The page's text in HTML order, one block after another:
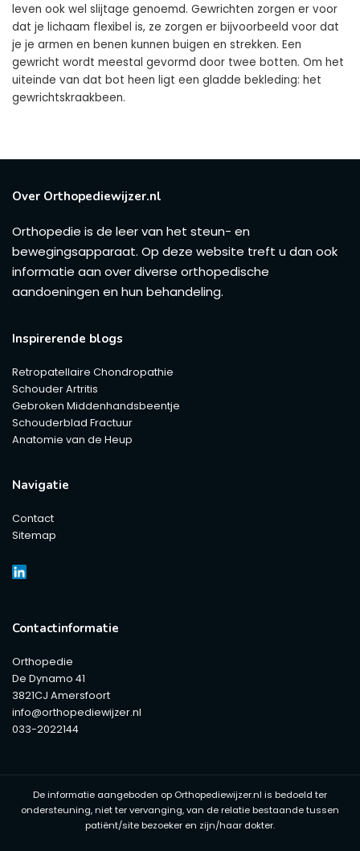
leven ook wel slijtage genoemd. Gewrichten zorgen er voor
dat je lichaam flexibel is, ze zorgen er bijvoorbeeld voor dat
je je armen en benen kunnen buigen en strekken. Een
gewricht wordt meestal gevormd door twee botten. Om het
uiteinde van dat bot heen ligt een gladde bekleding: het
gewrichtskraakbeen.
Over Orthopediewijzer.nl
Orthopedie is de leer van het steun- en
bewegingsapparaat. Op deze website treft u dan ook
informatie aan over diverse orthopedische
aandoeningen en hun behandeling.
Inspirerende blogs
Retropatellaire Chondropathie
Schouder Artritis
Gebroken Middenhandsbeentje
Schouderblad Fractuur
Anatomie van de Heup
Navigatie
Contact
Sitemap
Contactinformatie
Orthopedie
De Dynamo 41
3821CJ Amersfoort
info@orthopediewijzer.nl
033-2022144
De informatie aangeboden op Orthopediewijzer.nl is bedoeld ter
ondersteuning, niet ter vervanging, van de relatie bestaande tussen
patiënt/site bezoeker en zijn/haar dokter.